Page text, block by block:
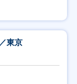
東京